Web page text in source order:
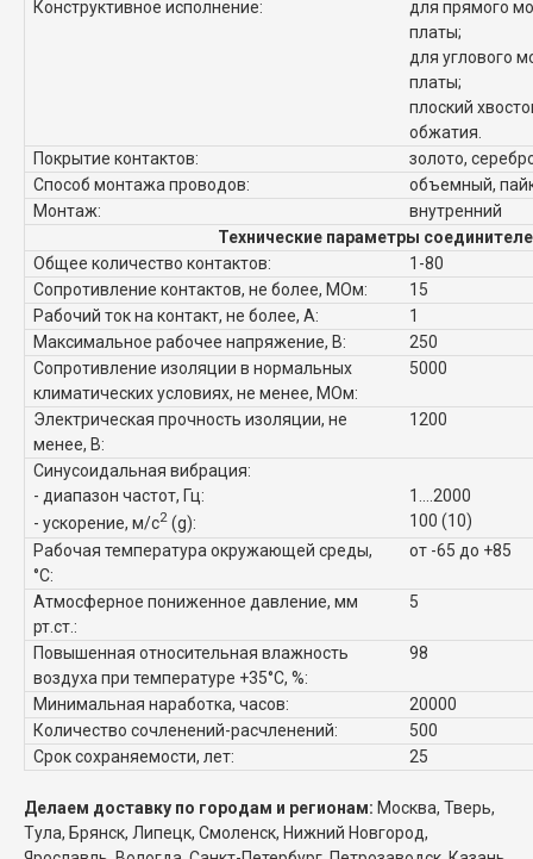
Конструктивное исполнение:
для прямого
платы;
для углового
платы;
плоский
обжатия.
Покрытие контактов:
золото,
Способ монтажа проводов:
объемный,
Монтаж:
внутренний
Технические параметры
Общее количество контактов:
1-80
Сопротивление контактов, не более, МОм:
15
Рабочий ток на контакт, не более, А:
1
Максимальное рабочее напряжение, В:
250
Сопротивление изоляции в нормальных
климатических условиях, не менее, МОм:
5000
Электрическая прочность изоляции, не
менее, В:
1200
Синусоидальная вибрация:
- диапазон частот, Гц:
- ускорение, м/с2 (g):
1....2000
100 (10)
Рабочая температура окружающей среды,
°C:
от -65 до +85
Атмосферное пониженное давление, мм
рт.ст.:
5
Повышенная относительная влажность
воздуха при температуре +35°C, %:
98
Минимальная наработка, часов:
20000
Количество сочленений-расчленений:
500
Срок сохраняемости, лет:
25
Делаем доставку по городам и регионам: Москва, Тверь,
Тула, Брянск, Липецк, Смоленск, Нижний Новгород,